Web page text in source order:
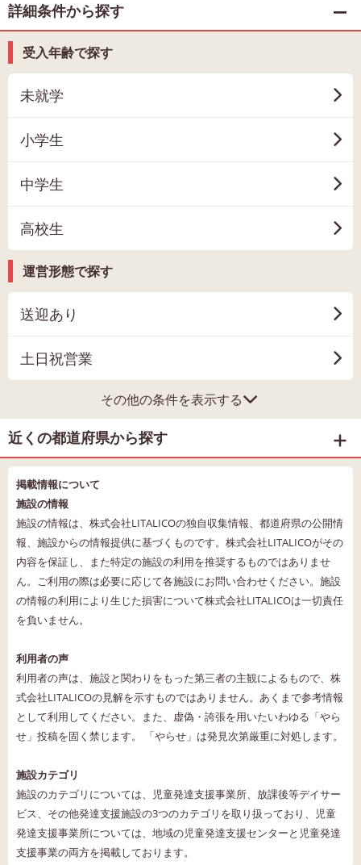
詳細条件から探す
受入年齢で探す
未就学
小学生
中学生
高校生
運営形態で探す
送迎あり
土日祝営業
その他の条件を表示する
近くの都道府県から探す
掲載情報について
施設の情報
施設の情報は、株式会社LITALICOの独自収集情報、都道府県の公開情
報、施設からの情報提供に基づくものです。株式会社LITALICOがその
内容を保証し、また特定の施設の利用を推奨するものではありませ
ん。ご利用の際は必要に応じて各施設にお問い合わせください。施設
の情報の利用により生じた損害について株式会社LITALICOは一切責任
を負いません。
利用者の声
利用者の声は、施設と関わりをもった第三者の主観によるもので、株
式会社LITALICOの見解を示すものではありません。あくまで参考情報
として利用してください。また、虚偽・誇張を用いたいわゆる「やら
せ」投稿を固く禁じます。 「やらせ」は発見次第厳重に対処します。
施設カテゴリ
施設のカテゴリについては、児童発達支援事業所、放課後等デイサー
ビス、その他発達支援施設の3つのカテゴリを取り扱っており、児童
発達支援事業所については、地域の児童発達支援センターと児童発達
支援事業の両方を掲載しております。